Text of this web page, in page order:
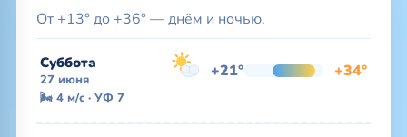
От +13° до +36° — днём и ночью.
Суббота
27 июня +21° +34°
🌬 4 м/с · УФ 7